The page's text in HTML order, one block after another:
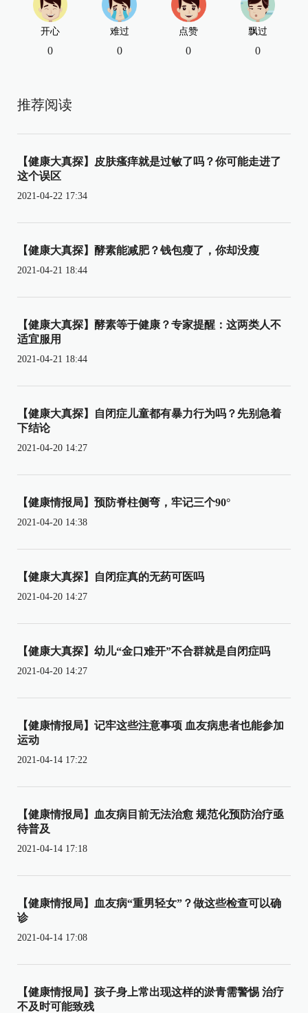
开心
0
难过
0
点赞
0
飘过
0
推荐阅读
【健康大真探】皮肤瘙痒就是过敏了吗？你可能走进了
这个误区
2021-04-22 17:34
【健康大真探】酵素能减肥？钱包瘦了，你却没瘦
2021-04-21 18:44
【健康大真探】酵素等于健康？专家提醒：这两类人不
适宜服用
2021-04-21 18:44
【健康大真探】自闭症儿童都有暴力行为吗？先别急着
下结论
2021-04-20 14:27
【健康情报局】预防脊柱侧弯，牢记三个90°
2021-04-20 14:38
【健康大真探】自闭症真的无药可医吗
2021-04-20 14:27
【健康大真探】幼儿“金口难开”不合群就是自闭症吗
2021-04-20 14:27
【健康情报局】记牢这些注意事项 血友病患者也能参加
运动
2021-04-14 17:22
【健康情报局】血友病目前无法治愈 规范化预防治疗亟
待普及
2021-04-14 17:18
【健康情报局】血友病“重男轻女”？做这些检查可以确
诊
2021-04-14 17:08
【健康情报局】孩子身上常出现这样的淤青需警惕 治疗
不及时可能致残